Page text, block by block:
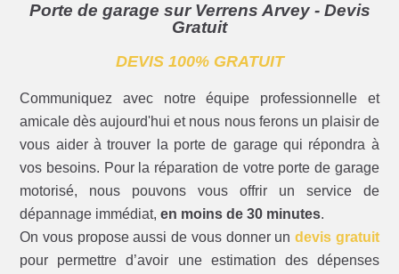
Porte de garage sur Verrens Arvey - Devis
Gratuit
DEVIS 100% GRATUIT
Communiquez avec notre équipe professionnelle et
amicale dès aujourd'hui et nous nous ferons un plaisir de
vous aider à trouver la porte de garage qui répondra à
vos besoins. Pour la réparation de votre porte de garage
motorisé, nous pouvons vous offrir un service de
dépannage immédiat,en moins de 30 minutes.
On vous propose aussi de vous donner un devis gratuit
pour permettre d’avoir une estimation des dépenses